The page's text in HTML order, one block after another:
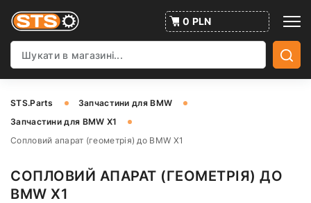
0 PLN
STS.Parts
Запчастини для BMW
Запчастини для BMW X1
Сопловий апарат (геометрія) до BMW X1
СОПЛОВИЙ АПАРАТ (ГЕОМЕТРІЯ) ДО
BMW X1